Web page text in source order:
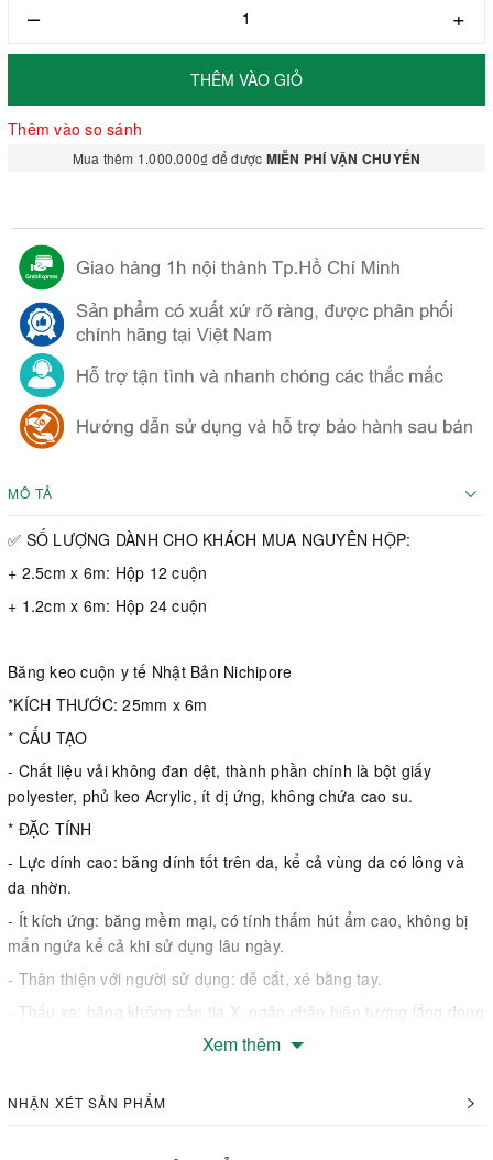
– +
THÊM VÀO GIỎ
Thêm vào so sánh
Mua thêm 1.000.000₫ để được MIỄN PHÍ VẬN CHUYỂN
MÔ TẢ
✅ SỐ LƯỢNG DÀNH CHO KHÁCH MUA NGUYÊN HỘP:
+ 2.5cm x 6m: Hộp 12 cuộn
+ 1.2cm x 6m: Hộp 24 cuộn
Băng keo cuộn y tế Nhật Bản Nichipore
*KÍCH THƯỚC: 25mm x 6m
* CẤU TẠO
- Chất liệu vải không đan dệt, thành phần chính là bột giấy
polyester, phủ keo Acrylic, ít dị ứng, không chứa cao su.
* ĐẶC TÍNH
- Lực dính cao: băng dính tốt trên da, kể cả vùng da có lông và
da nhờn.
- Ít kích ứng: băng mềm mại, có tính thấm hút ẩm cao, không bị
mẩn ngứa kể cả khi sử dụng lâu ngày.
- Thân thiện với người sử dụng: dễ cắt, xé bằng tay.
- Thấu xạ: băng không cản tia X, ngăn chặn hiện tượng lắng đọng
- Cố định băng, gạc phẫu thuật cotton, băng ép, cố định kim tiêm
Xem thêm
NHẬN XÉT SẢN PHẨM